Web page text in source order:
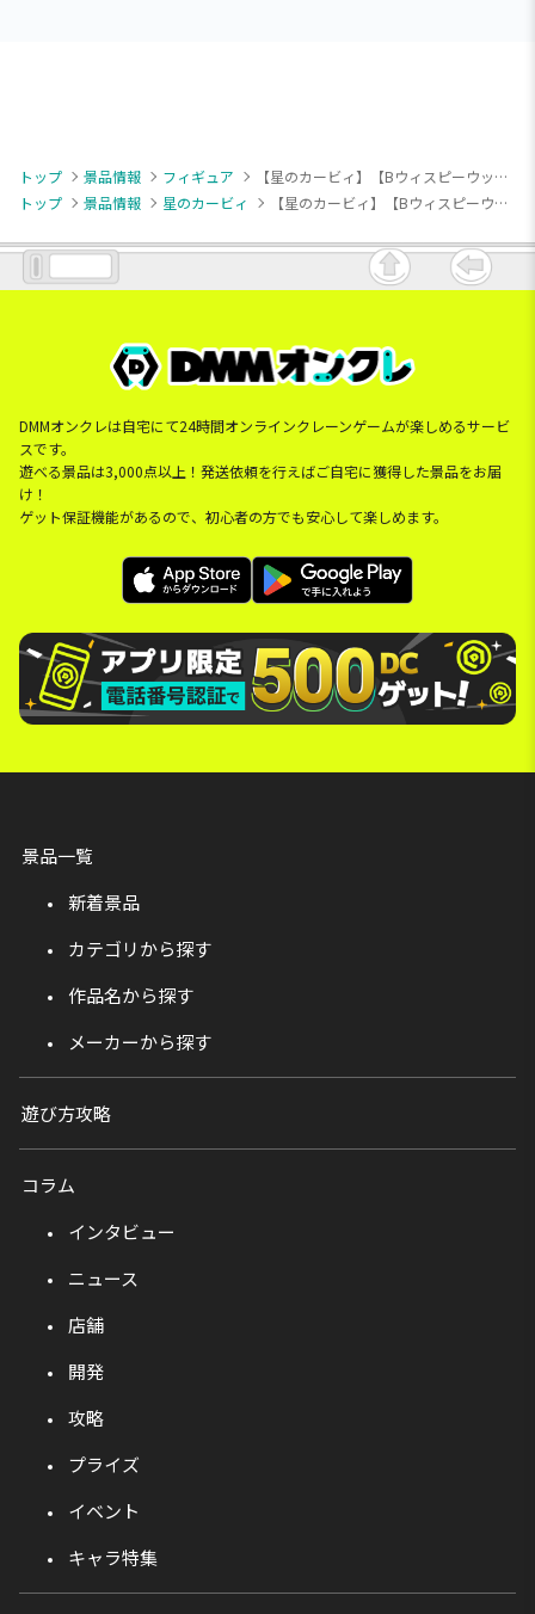
トップ 景品情報 フィギュア
【星のカービィ】【Bウィスピーウッズのきりかぶロールケーキ】星のカービィ Paldolce collection vol.1
トップ
景品情報 星のカービィ 【星のカービィ】【Bウィスピーウッズのきりかぶロールケーキ】星のカービィ Paldolce collection vol.1
DMMオンクレは自宅にて24時間オンラインクレーンゲームが楽しめるサービ
スです。
遊べる景品は3,000点以上！発送依頼を行えばご自宅に獲得した景品をお届
け！
ゲット保証機能があるので、初心者の方でも安心して楽しめます。
景品一覧
新着景品
カテゴリから探す
作品名から探す
メーカーから探す
遊び方攻略
コラム
インタビュー
ニュース
店舗
開発
攻略
プライズ
イベント
キャラ特集